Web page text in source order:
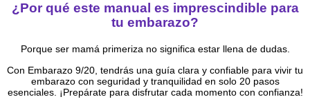
¿Por qué este manual es imprescindible para
tu embarazo?
Porque ser mamá primeriza no significa estar llena de dudas.
Con Embarazo 9/20, tendrás una guía clara y confiable para vivir tu
embarazo con seguridad y tranquilidad en solo 20 pasos
esenciales. ¡Prepárate para disfrutar cada momento con confianza!